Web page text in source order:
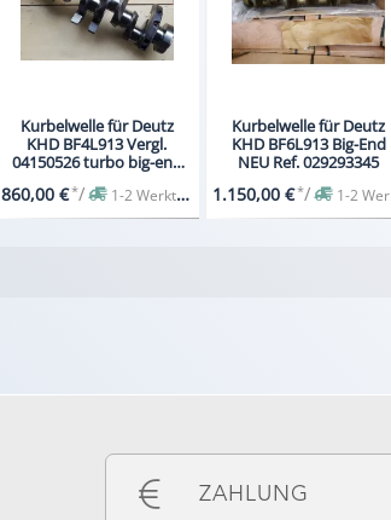
Kurbelwelle für Deutz
KHD BF4L913 Vergl.
04150526 turbo big-end
860,00 €*/ 1-2 Werktage
Kurbelwelle für Deutz
KHD BF6L913 Big-End
NEU Ref. 029293345
1.150,00 €*/ 1-2 Werktage
ZAHLUNG